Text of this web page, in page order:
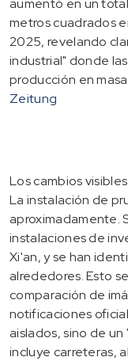
aumentó en un
metros cuadrados
2025, revelando
industrial" donde
producción en
Zeitung
Los cambios
La instalación de
aproximadamente.
instalaciones de
Xi'an, y se han
alrededores. Esto
comparación de
notificaciones
aislados, sino de
incluye carreteras,